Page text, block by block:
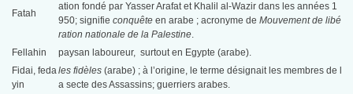
Fatah
ation fondé par Yasser Arafat et Khalil al-Wazir dans les années 1
950; signifie conquêteen arabe ; acronyme de Mouvement de libé
ration nationale de la Palestine.
Fellahin
paysan laboureur, surtout en Egypte (arabe).
Fidai, feda
yin
les fidèles(arabe) ; à l’origine, le terme désignait les membres de l
a secte des Assassins; guerriers arabes.